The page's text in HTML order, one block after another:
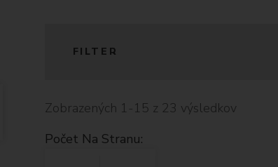
FILTER
Zobrazených 1-15 z 23 výsledkov
Počet Na Stranu: